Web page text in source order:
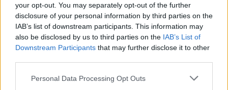
your opt-out. You may separately opt-out of the further
disclosure of your personal information by third parties on the
IAB’s list of downstream participants. This information may
also be disclosed by us to third parties on the IAB’s List of
Downstream Participants that may further disclose it to other
Personal Data Processing Opt Outs
aksidentalisht vajzën 4-
vjeçare me makinë, fëmija
humb jetën
dështuar, siguria publike
është kthyer në pasiguri
kronike dhe thirrja “Jepe
dorëheqjen” merr tjetër
peshë